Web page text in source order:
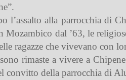
l’assalto alla parrocchia di
dal ’63, le
ragazze che vivevano con
rimaste a vivere a
della parrocchia di